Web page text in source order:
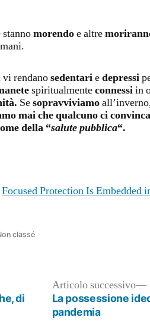
stannomorendoe altre
vi rendanosedentariedepressi
spiritualmenteconnessiin
Sesopravviviamo
mai che qualcuno ci
della “salute pubblica“.
Focused Protection Is Embedded
classé
di
Articolo successivo
La possessione
pandemia